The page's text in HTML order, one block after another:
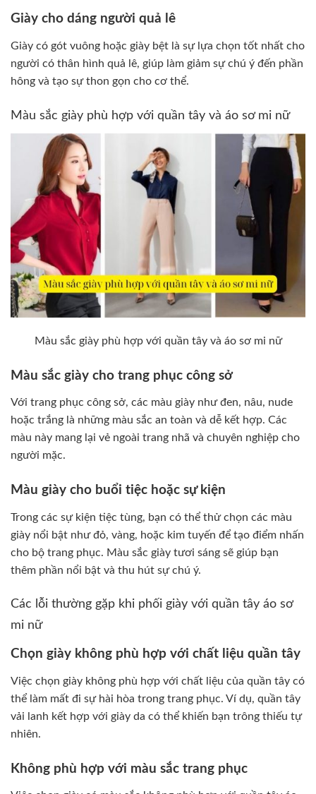
Giày cho dáng người quả lê
Giày có gót vuông hoặc giày bệt là sự lựa chọn tốt nhất cho
người có thân hình quả lê, giúp làm giảm sự chú ý đến phần
hông và tạo sự thon gọn cho cơ thể.
Màu sắc giày phù hợp với quần tây và áo sơ mi nữ
Màu sắc giày phù hợp với quần tây và áo sơ mi nữ
Màu sắc giày cho trang phục công sở
Với trang phục công sở, các màu giày như đen, nâu, nude
hoặc trắng là những màu sắc an toàn và dễ kết hợp. Các
màu này mang lại vẻ ngoài trang nhã và chuyên nghiệp cho
người mặc.
Màu giày cho buổi tiệc hoặc sự kiện
Trong các sự kiện tiệc tùng, bạn có thể thử chọn các màu
giày nổi bật như đỏ, vàng, hoặc kim tuyến để tạo điểm nhấn
cho bộ trang phục. Màu sắc giày tươi sáng sẽ giúp bạn
thêm phần nổi bật và thu hút sự chú ý.
Các lỗi thường gặp khi phối giày với quần tây áo sơ
mi nữ
Chọn giày không phù hợp với chất liệu quần tây
Việc chọn giày không phù hợp với chất liệu của quần tây có
thể làm mất đi sự hài hòa trong trang phục. Ví dụ, quần tây
vải lanh kết hợp với giày da có thể khiến bạn trông thiếu tự
nhiên.
Không phù hợp với màu sắc trang phục